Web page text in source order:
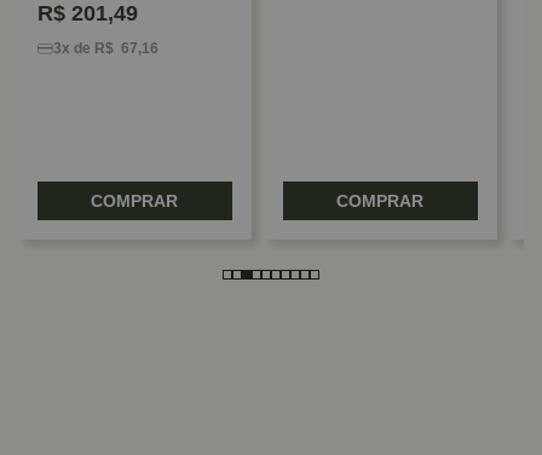
R$ 201,49
3x de R$ 67,16
COMPRAR COMPRAR